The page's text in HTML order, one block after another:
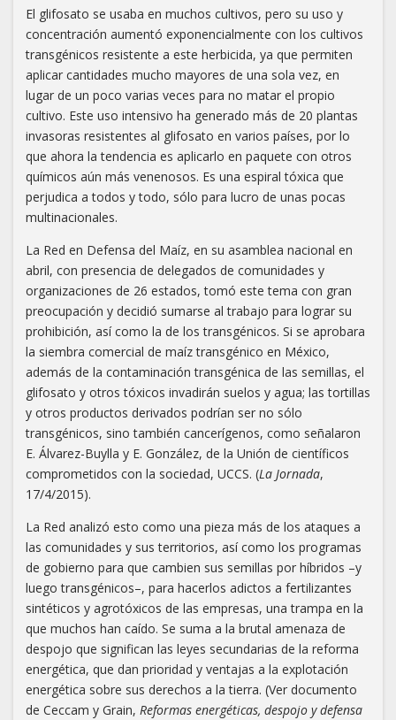
El glifosato se usaba en muchos cultivos, pero su uso y
concentración aumentó exponencialmente con los cultivos
transgénicos resistente a este herbicida, ya que permiten
aplicar cantidades mucho mayores de una sola vez, en
lugar de un poco varias veces para no matar el propio
cultivo. Este uso intensivo ha generado más de 20 plantas
invasoras resistentes al glifosato en varios países, por lo
que ahora la tendencia es aplicarlo en paquete con otros
químicos aún más venenosos. Es una espiral tóxica que
perjudica a todos y todo, sólo para lucro de unas pocas
multinacionales.
La Red en Defensa del Maíz, en su asamblea nacional en
abril, con presencia de delegados de comunidades y
organizaciones de 26 estados, tomó este tema con gran
preocupación y decidió sumarse al trabajo para lograr su
prohibición, así como la de los transgénicos. Si se aprobara
la siembra comercial de maíz transgénico en México,
además de la contaminación transgénica de las semillas, el
glifosato y otros tóxicos invadirán suelos y agua; las tortillas
y otros productos derivados podrían ser no sólo
transgénicos, sino también cancerígenos, como señalaron
E. Álvarez-Buylla y E. González, de la Unión de científicos
comprometidos con la sociedad, UCCS. (La Jornada,
17/4/2015).
La Red analizó esto como una pieza más de los ataques a
las comunidades y sus territorios, así como los programas
de gobierno para que cambien sus semillas por híbridos –y
luego transgénicos–, para hacerlos adictos a fertilizantes
sintéticos y agrotóxicos de las empresas, una trampa en la
que muchos han caído. Se suma a la brutal amenaza de
despojo que significan las leyes secundarias de la reforma
energética, que dan prioridad y ventajas a la explotación
energética sobre sus derechos a la tierra. (Ver documento
de Ceccam y Grain, Reformas energéticas, despojo y defensa